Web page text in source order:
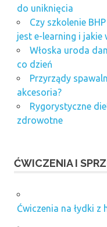
do uniknięcia
Czy szkolenie
jest e-learning i jakie
Włoska uroda
co dzień
Przyrządy
akcesoria?
Rygorystyczne
zdrowotne
ĆWICZENIA I
Ćwiczenia na łydki z